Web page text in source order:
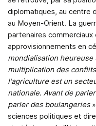
diplomatiques, au centre
au Moyen-Orient. La
partenaires commerciaux
approvisionnements en
mondialisation heureuse
multiplication des
l'agriculture est un
nationale. Avant de
parler des boulangeries
sciences politiques et